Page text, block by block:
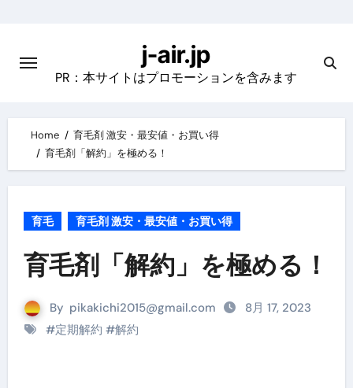
content
j-air.jp
PR：本サイトはプロモーションを含みます
Home
育毛剤 激安・最安値・お買い得
育毛剤「解約」を極める！
育毛 育毛剤 激安・最安値・お買い得
育毛剤「解約」を極める！
By pikakichi2015@gmail.com
8月 17, 2023
#定期解約 #解約